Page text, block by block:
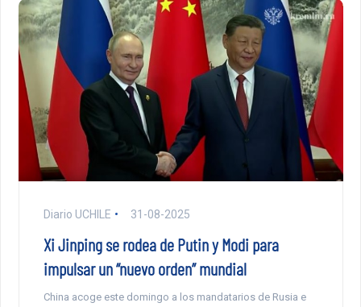
Diario UCHILE 31-08-2025
Xi Jinping se rodea de Putin y Modi para
impulsar un “nuevo orden” mundial
China acoge este domingo a los mandatarios de Rusia e